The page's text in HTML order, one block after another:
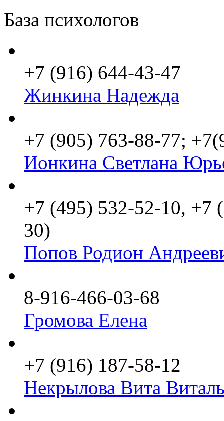
База психологов
+7 (916) 644-43-47
Жинкина Надежда
+7 (905) 763-88-77;
Ионкина Светлана
+7 (495) 532-52-10, +7
30)
Попов Родион
8-916-466-03-68
Громова Елена
+7 (916) 187-58-12
Некрылова Вита